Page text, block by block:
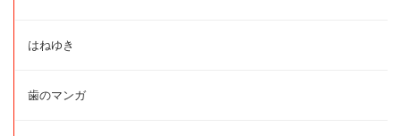
はねゆき
歯のマンガ